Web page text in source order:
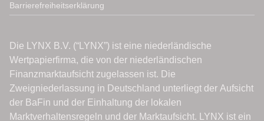
Barrierefreiheitserklärung